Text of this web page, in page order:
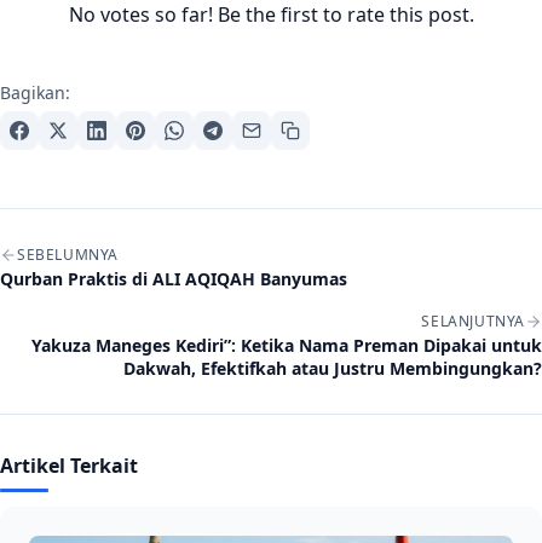
No votes so far! Be the first to rate this post.
Bagikan:
Navigasi artikel
SEBELUMNYA
Qurban Praktis di ALI AQIQAH Banyumas
SELANJUTNYA
Yakuza Maneges Kediri”: Ketika Nama Preman Dipakai untuk
Dakwah, Efektifkah atau Justru Membingungkan?
Artikel Terkait